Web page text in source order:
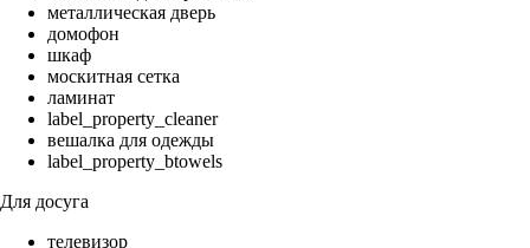
металлическая дверь
домофон
шкаф
москитная сетка
ламинат
label_property_cleaner
вешалка для одежды
label_property_btowels
Для досуга
телевизор